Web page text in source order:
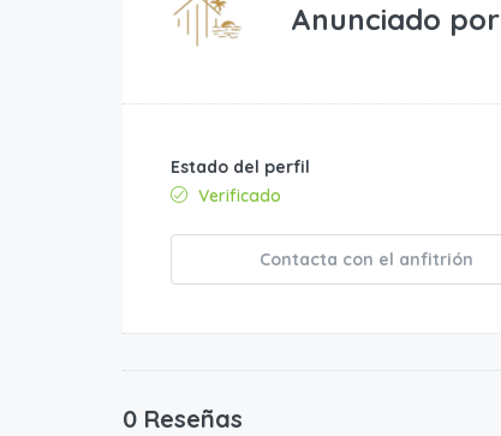
Anunciado por
Estado del perfil
Verificado
Contacta con el anfitrión
0 Reseñas